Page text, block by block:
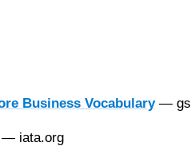
Business Vocabulary—
— iata.org